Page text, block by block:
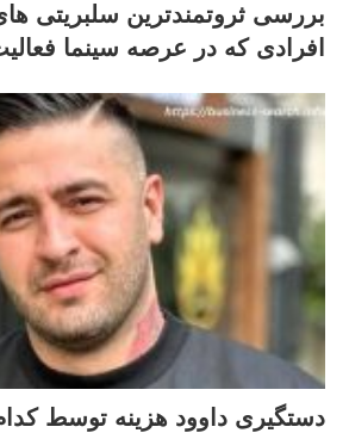
بررسی ثروتمندترین سلبریتی
افرادی که در عرصه سینما
دستگیری داوود هزینه توسط